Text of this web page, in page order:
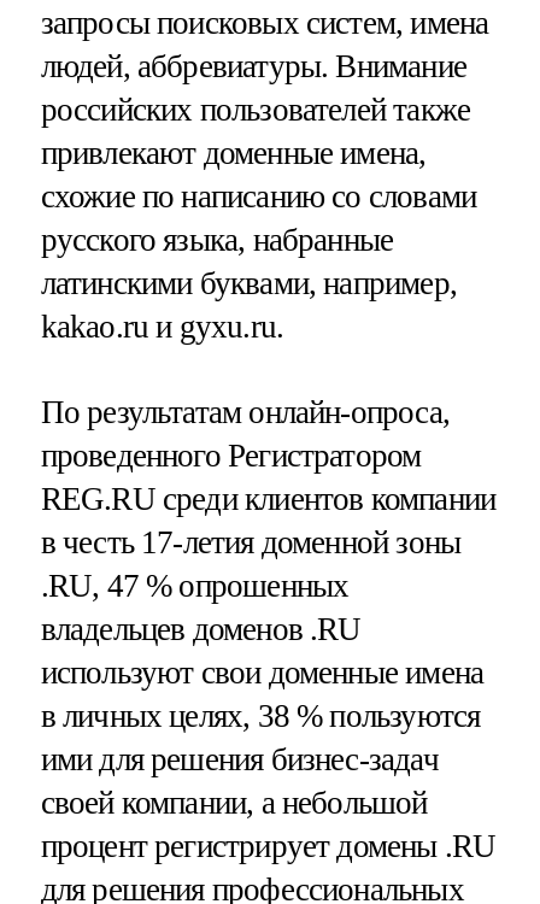
запросы поисковых систем, имена
людей, аббревиатуры. Внимание
российских пользователей также
привлекают доменные имена,
схожие по написанию со словами
русского языка, набранные
латинскими буквами, например,
kakao.ru и gyxu.ru.
По результатам онлайн-опроса,
проведенного Регистратором
REG.RU среди клиентов компании
в честь 17-летия доменной зоны
.RU, 47 % опрошенных
владельцев доменов .RU
используют свои доменные имена
в личных целях, 38 % пользуются
ими для решения бизнес-задач
своей компании, а небольшой
процент регистрирует домены .RU
для решения профессиональных